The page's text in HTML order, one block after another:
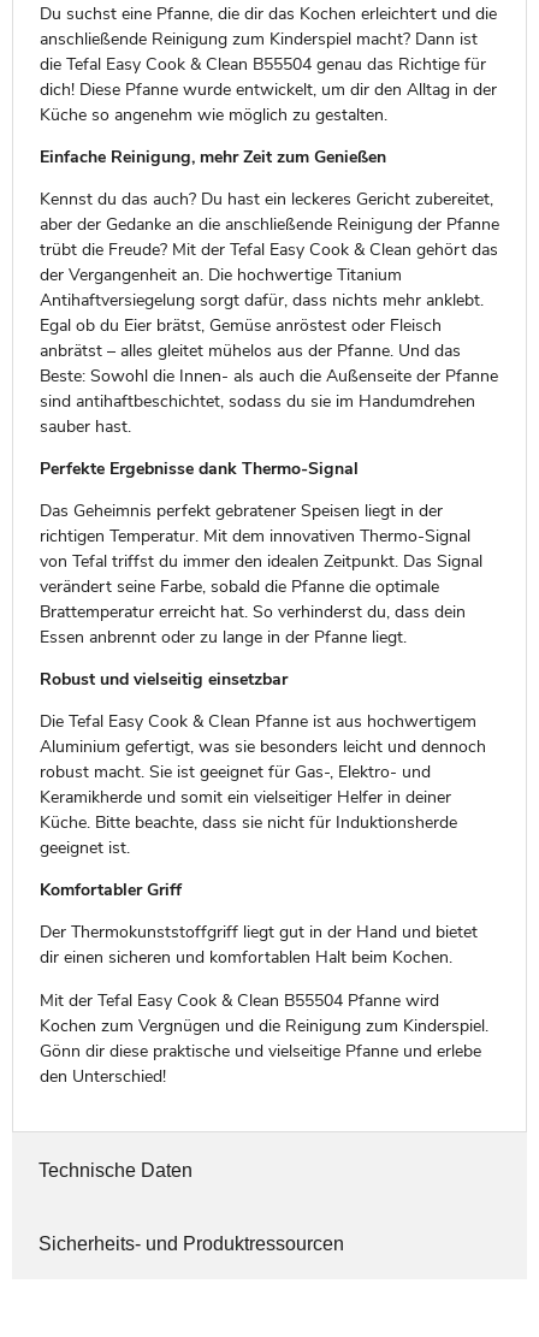
Du suchst eine Pfanne, die dir das Kochen erleichtert und die
anschließende Reinigung zum Kinderspiel macht? Dann ist
die Tefal Easy Cook & Clean B55504 genau das Richtige für
dich! Diese Pfanne wurde entwickelt, um dir den Alltag in der
Küche so angenehm wie möglich zu gestalten.
Einfache Reinigung, mehr Zeit zum Genießen
Kennst du das auch? Du hast ein leckeres Gericht zubereitet,
aber der Gedanke an die anschließende Reinigung der Pfanne
trübt die Freude? Mit der Tefal Easy Cook & Clean gehört das
der Vergangenheit an. Die hochwertige Titanium
Antihaftversiegelung sorgt dafür, dass nichts mehr anklebt.
Egal ob du Eier brätst, Gemüse anröstest oder Fleisch
anbrätst – alles gleitet mühelos aus der Pfanne. Und das
Beste: Sowohl die Innen- als auch die Außenseite der Pfanne
sind antihaftbeschichtet, sodass du sie im Handumdrehen
sauber hast.
Perfekte Ergebnisse dank Thermo-Signal
Das Geheimnis perfekt gebratener Speisen liegt in der
richtigen Temperatur. Mit dem innovativen Thermo-Signal
von Tefal triffst du immer den idealen Zeitpunkt. Das Signal
verändert seine Farbe, sobald die Pfanne die optimale
Brattemperatur erreicht hat. So verhinderst du, dass dein
Essen anbrennt oder zu lange in der Pfanne liegt.
Robust und vielseitig einsetzbar
Die Tefal Easy Cook & Clean Pfanne ist aus hochwertigem
Aluminium gefertigt, was sie besonders leicht und dennoch
robust macht. Sie ist geeignet für Gas-, Elektro- und
Keramikherde und somit ein vielseitiger Helfer in deiner
Küche. Bitte beachte, dass sie nicht für Induktionsherde
geeignet ist.
Komfortabler Griff
Der Thermokunststoffgriff liegt gut in der Hand und bietet
dir einen sicheren und komfortablen Halt beim Kochen.
Mit der Tefal Easy Cook & Clean B55504 Pfanne wird
Kochen zum Vergnügen und die Reinigung zum Kinderspiel.
Gönn dir diese praktische und vielseitige Pfanne und erlebe
den Unterschied!
Technische Daten
Sicherheits- und Produktressourcen